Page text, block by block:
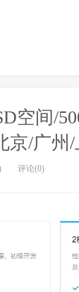
空间/
京/广州/
评论(0)